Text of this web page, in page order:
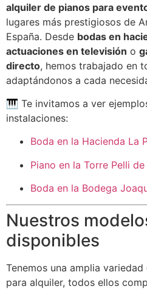
alquiler de pianos para
lugares más prestigiosos de
España. Desde bodas en
actuaciones en televisión o
directo, hemos trabajado en
adaptándonos a cada
🎹 Te invitamos a ver
instalaciones:
Boda en la Hacienda La
Piano en la Torre Pelli de
Boda en la Bodega
Nuestros
disponibles
Tenemos una amplia
para alquiler, todos ellos